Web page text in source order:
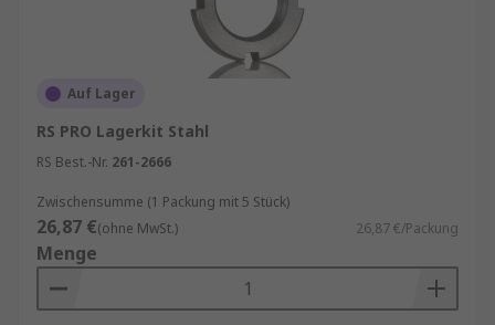
Auf Lager
RS PRO Lagerkit Stahl
RS Best.-Nr. 261-2666
Zwischensumme (1 Packung mit 5 Stück)
26,87 €(ohne MwSt.) 26,87 €/Packung
Menge